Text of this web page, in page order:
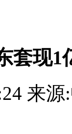
套现1
来源